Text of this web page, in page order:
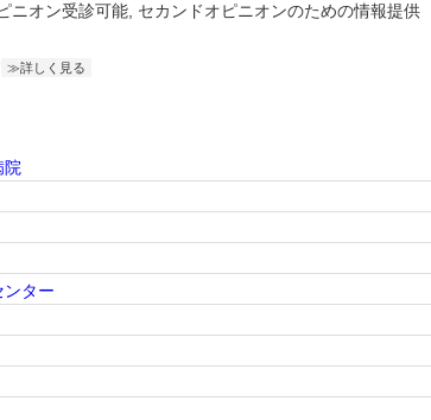
ニオン受診可能 セカンドオピニオンのための情報提供
詳しく見る
院
ター